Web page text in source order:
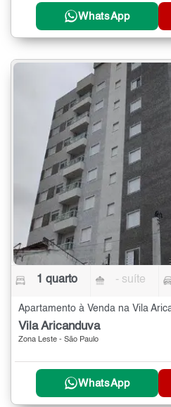
WhatsApp
1 quarto - suíte
Apartamento à Venda na Vila
Vila Aricanduva
Zona Leste - São Paulo
WhatsApp